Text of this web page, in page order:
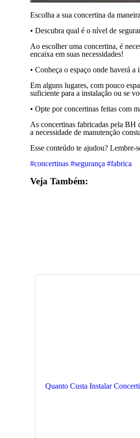
Escolha a sua concertina da
• Descubra qual é o nível de
Ao escolher uma concertina, é
encaixa em suas necessidades!
• Conheça o espaço onde haverá a
Em alguns lugares, com pouco
suficiente para a instalação ou se
• Opte por concertinas feitas com
As concertinas fabricadas pela BH
a necessidade de manutenção
Esse conteúdo te ajudou?
#concertinas #segurança #fabrica
Veja Também:
Quanto Custa Instalar